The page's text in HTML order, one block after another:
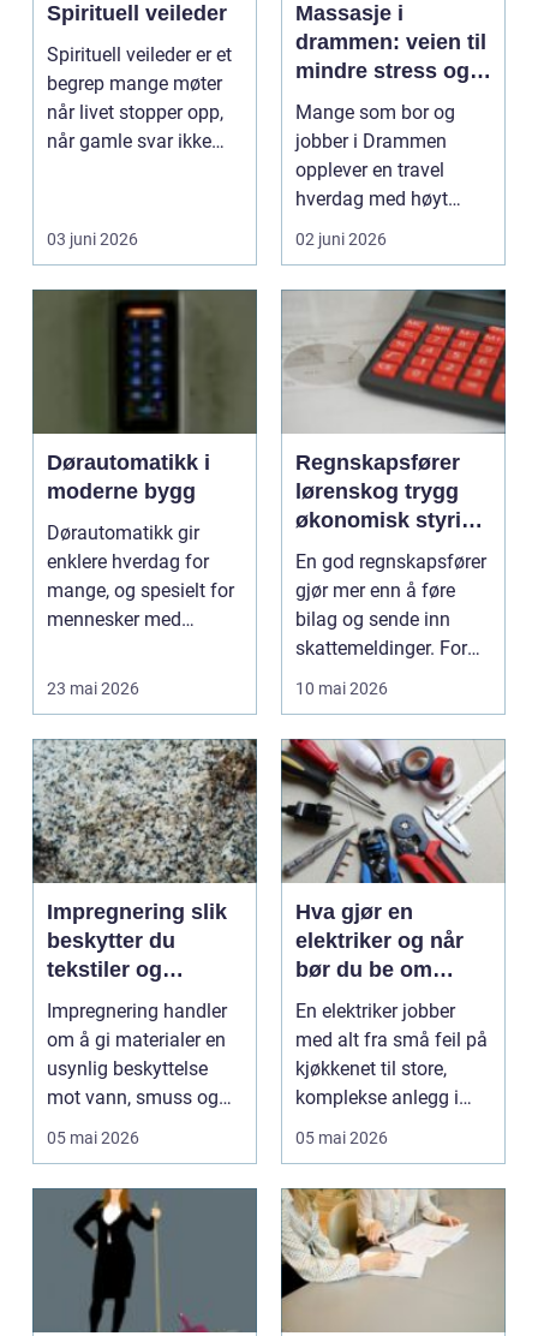
Spirituell veileder
Spirituell veileder er et
begrep mange møter
når livet stopper opp,
når gamle svar ikke
03 juni 2026
Massasje i
drammen: veien til
mindre stress og
mer overskudd
Mange som bor og
jobber i Drammen
opplever en travel
hverdag med høyt
tempo og lite rom for
ro. Skul...
02 juni 2026
Dørautomatikk i
moderne bygg
Dørautomatikk gir
enklere hverdag for
mange, og spesielt for
mennesker med
forel...
23 mai 2026
Regnskapsfører
lørenskog trygg
økonomisk styring
for lokale bedrifter
En god regnskapsfører
gjør mer enn å føre
bilag og sende inn
skattemeldinger. For
små og mellomstore...
10 mai 2026
Impregnering slik
beskytter du
tekstiler og
overflater mot
slitasje og fukt
Impregnering handler
om å gi materialer en
usynlig beskyttelse
mot vann, smuss og
flekker. Enten det...
05 mai 2026
Hva gjør en
elektriker og når
bør du be om
hjelp?
En elektriker jobber
med alt fra små feil på
kjøkkenet til store,
komplekse anlegg i
næringsbygg og ...
05 mai 2026